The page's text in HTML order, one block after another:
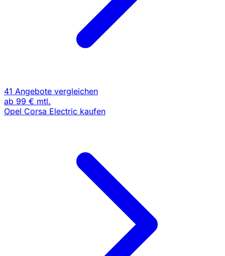
41 Angebote vergleichen
ab 99 € mtl.
Opel Corsa Electric kaufen